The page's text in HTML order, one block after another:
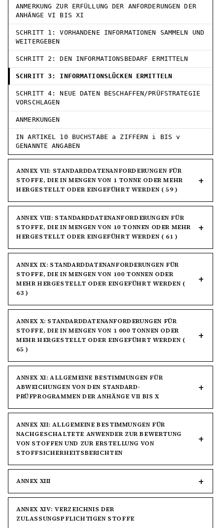
ANMERKUNG ZUR ERFÜLLUNG DER ANFORDERUNGEN DER
ANHÄNGE VI BIS XI
SCHRITT 1: VORHANDENE INFORMATIONEN SAMMELN UND
WEITERGEBEN
SCHRITT 2: DEN INFORMATIONSBEDARF ERMITTELN
SCHRITT 3: INFORMATIONSLÜCKEN ERMITTELN
SCHRITT 4: NEUE DATEN BESCHAFFEN/PRÜFSTRATEGIE
VORSCHLAGEN
ANMERKUNGEN
IN ARTIKEL 10 BUCHSTABE a ZIFFERN i BIS v
GENANNTE ANGABEN
ANNEX VII: STANDARDDATENANFORDERUNGEN FÜR
STOFFE, DIE IN MENGEN VON 1 TONNE ODER MEHR
HERGESTELLT ODER EINGEFÜHRT WERDEN ( 59 )
ANNEX VIII: STANDARDDATENANFORDERUNGEN FÜR
STOFFE, DIE IN MENGEN VON 10 TONNEN ODER MEHR
HERGESTELLT ODER EINGEFÜHRT WERDEN ( 61 )
ANNEX IX: STANDARDDATENANFORDERUNGEN FÜR
STOFFE, DIE IN MENGEN VON 100 TONNEN ODER
MEHR HERGESTELLT ODER EINGEFÜHRT WERDEN (
63 )
ANNEX X: STANDARDDATENANFORDERUNGEN FÜR
STOFFE, DIE IN MENGEN VON 1 000 TONNEN ODER
MEHR HERGESTELLT ODER EINGEFÜHRT WERDEN (
65 )
ANNEX XI: ALLGEMEINE BESTIMMUNGEN FÜR
ABWEICHUNGEN VON DEN STANDARD-
PRÜFPROGRAMMEN DER ANHÄNGE VII BIS X
ANNEX XII: ALLGEMEINE BESTIMMUNGEN FÜR
NACHGESCHALTETE ANWENDER ZUR BEWERTUNG
VON STOFFEN UND ZUR ERSTELLUNG VON
STOFFSICHERHEITSBERICHTEN
ANNEX XIII
ANNEX XIV: VERZEICHNIS DER
ZULASSUNGSPFLICHTIGEN STOFFE